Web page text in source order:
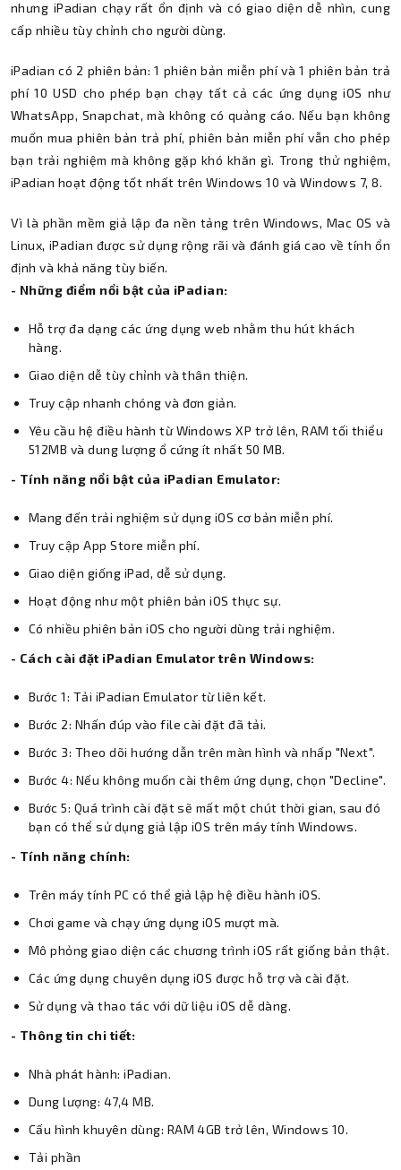
nhưng iPadian chạy rất ổn định và có giao diện dễ nhìn, cung
cấp nhiều tùy chỉnh cho người dùng.
iPadian có 2 phiên bản: 1 phiên bản miễn phí và 1 phiên bản trả
phí 10 USD cho phép bạn chạy tất cả các ứng dụng iOS như
WhatsApp, Snapchat, mà không có quảng cáo. Nếu bạn không
muốn mua phiên bản trả phí, phiên bản miễn phí vẫn cho phép
bạn trải nghiệm mà không gặp khó khăn gì. Trong thử nghiệm,
iPadian hoạt động tốt nhất trên Windows 10 và Windows 7, 8.
Vì là phần mềm giả lập đa nền tảng trên Windows, Mac OS và
Linux, iPadian được sử dụng rộng rãi và đánh giá cao về tính ổn
định và khả năng tùy biến.
- Những điểm nổi bật của iPadian:
Hỗ trợ đa dạng các ứng dụng web nhằm thu hút khách
hàng.
Giao diện dễ tùy chỉnh và thân thiện.
Truy cập nhanh chóng và đơn giản.
Yêu cầu hệ điều hành từ Windows XP trở lên, RAM tối thiểu
512MB và dung lượng ổ cứng ít nhất 50 MB.
- Tính năng nổi bật của iPadian Emulator:
Mang đến trải nghiệm sử dụng iOS cơ bản miễn phí.
Truy cập App Store miễn phí.
Giao diện giống iPad, dễ sử dụng.
Hoạt động như một phiên bản iOS thực sự.
Có nhiều phiên bản iOS cho người dùng trải nghiệm.
- Cách cài đặt iPadian Emulator trên Windows:
Bước 1: Tải iPadian Emulator từ liên kết.
Bước 2: Nhấn đúp vào file cài đặt đã tải.
Bước 3: Theo dõi hướng dẫn trên màn hình và nhấp "Next".
Bước 4: Nếu không muốn cài thêm ứng dụng, chọn "Decline".
Bước 5: Quá trình cài đặt sẽ mất một chút thời gian, sau đó
bạn có thể sử dụng giả lập iOS trên máy tính Windows.
- Tính năng chính:
Trên máy tính PC có thể giả lập hệ điều hành iOS.
Chơi game và chạy ứng dụng iOS mượt mà.
Mô phỏng giao diện các chương trình iOS rất giống bản thật.
Các ứng dụng chuyên dụng iOS được hỗ trợ và cài đặt.
Sử dụng và thao tác với dữ liệu iOS dễ dàng.
- Thông tin chi tiết:
Nhà phát hành: iPadian.
Dung lượng: 47,4 MB.
Cấu hình khuyên dùng: RAM 4GB trở lên, Windows 10.
Tải phần